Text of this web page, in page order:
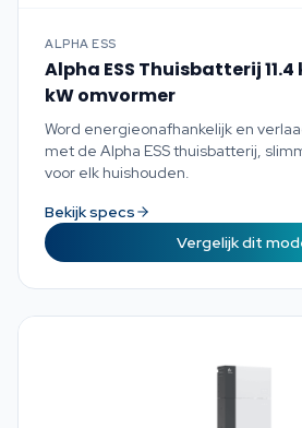
ALPHA ESS
Alpha ESS Thuisbatterij 11.4
kW omvormer
Word energieonafhankelijk en
met de Alpha ESS thuisbatterij,
voor elk huishouden.
Bekijk specs
Vergelijk dit